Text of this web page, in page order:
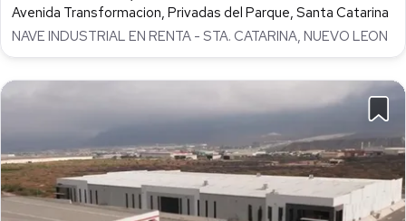
Avenida Transformacion, Privadas del Parque, Santa Catarina
NAVE INDUSTRIAL EN RENTA - STA. CATARINA, NUEVO LEON